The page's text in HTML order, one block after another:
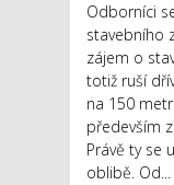
Odborníci
stavebního
zájem o
totiž ruší
na 150
především
Právě ty se
oblibě. Od...